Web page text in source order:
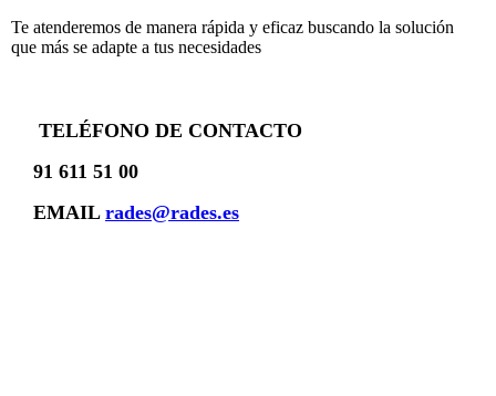
Te atenderemos de manera rápida y eficaz buscando la solución
que más se adapte a tus necesidades
TELÉFONO DE CONTACTO
91 611 51 00
EMAIL rades@rades.es